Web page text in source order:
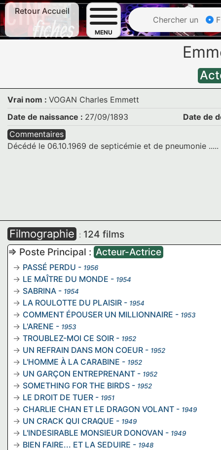
Retour Accueil
MENU
Chercher un
Vrai nom : VOGAN Charles Emmett
Date de naissance : 27/09/1893
Date de
Commentaires
Décédé le 06.10.1969 de septicémie et de pneumonie .....
Filmographie : 124 films
=> Poste Principal : Acteur-Actrice
PASSÉ PERDU - 1956
LE MAÎTRE DU MONDE - 1954
SABRINA - 1954
LA ROULOTTE DU PLAISIR - 1954
COMMENT ÉPOUSER UN MILLIONNAIRE - 1953
L'ARENE - 1953
TROUBLEZ-MOI CE SOIR - 1952
UN REFRAIN DANS MON COEUR - 1952
L'HOMME À LA CARABINE - 1952
UN GARÇON ENTREPRENANT - 1952
SOMETHING FOR THE BIRDS - 1952
LE DROIT DE TUER - 1951
CHARLIE CHAN ET LE DRAGON VOLANT - 1949
UN CRACK QUI CRAQUE - 1949
L'INDESIRABLE MONSIEUR DONOVAN - 1949
BIEN FAIRE... ET LA SEDUIRE - 1948